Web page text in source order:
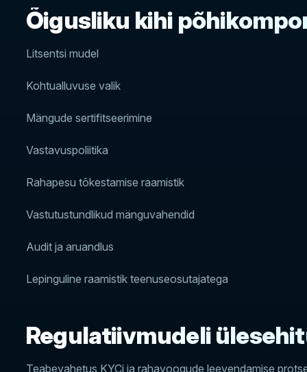
Õigusliku kihi
Litsentsi mudel
Kohtualluvuse valik
Mängude sertifitseerimine
Vastavuspoliitika
Rahapesu tõkestamise raamistik
Vastutustundlikud mänguvahendid
Audit ja aruandlus
Lepinguline raamistik teenuseosutajatega
Regulatiivmudeli
Teabevahetus KYCi ja rahavoogude leevendamise